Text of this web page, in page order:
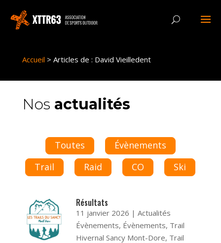
Accueil > Articles de : David Vieilledent
Nos actualités
Toutes
Évènements
Trail
Raid CO Ski
Résultats
11 janvier 2026 |Actualités
Évènements, Évènements, Trail
Hivernal Sancy Mont-Dore, Trail